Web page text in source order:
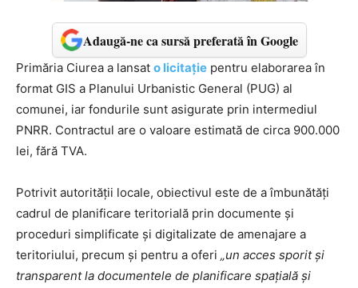
Adaugă-ne ca sursă preferată în Google
Primăria Ciurea a lansat o licitație pentru elaborarea în
format GIS a Planului Urbanistic General (PUG) al
comunei, iar fondurile sunt asigurate prin intermediul
PNRR. Contractul are o valoare estimată de circa 900.000
lei, fără TVA.
Potrivit autorității locale, obiectivul este de a îmbunătăți
cadrul de planificare teritorială prin documente și
proceduri simplificate și digitalizate de amenajare a
teritoriului, precum și pentru a oferi „un acces sporit și
transparent la documentele de planificare spațială și